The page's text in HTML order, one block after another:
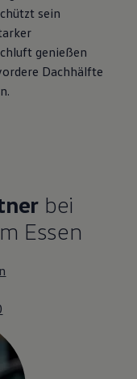
sein
genießen
Dachhälfte
bei
Essen